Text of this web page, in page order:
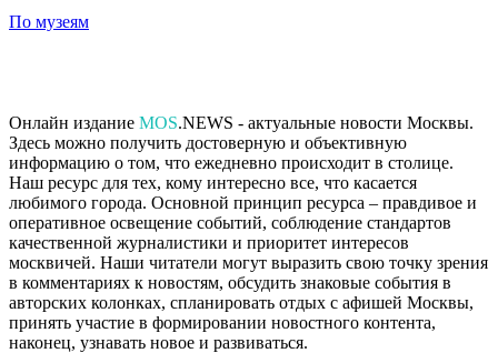
По музеям
Онлайн издание MOS.NEWS - актуальные новости Москвы.
Здесь можно получить достоверную и объективную
информацию о том, что ежедневно происходит в столице.
Наш ресурс для тех, кому интересно все, что касается
любимого города. Основной принцип ресурса – правдивое и
оперативное освещение событий, соблюдение стандартов
качественной журналистики и приоритет интересов
москвичей. Наши читатели могут выразить свою точку зрения
в комментариях к новостям, обсудить знаковые события в
авторских колонках, спланировать отдых с афишей Москвы,
принять участие в формировании новостного контента,
наконец, узнавать новое и развиваться.